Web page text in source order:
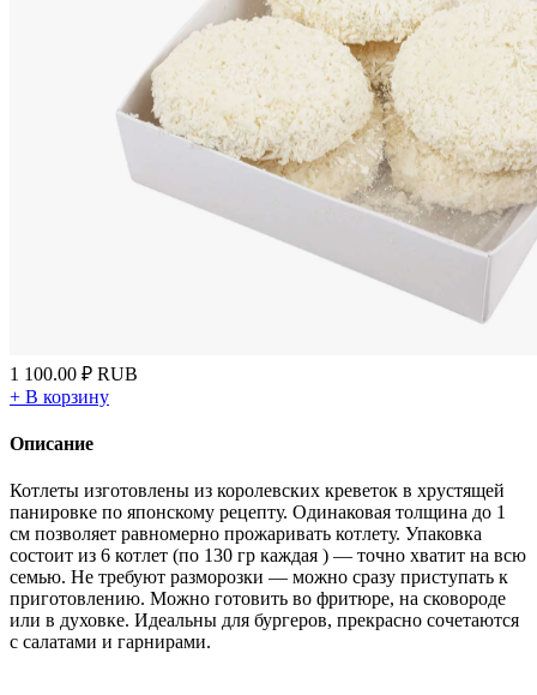
1 100.00 ₽ RUB
+ В корзину
Описание
Котлеты изготовлены из королевских креветок в хрустящей
панировке по японскому рецепту. Одинаковая толщина до 1
см позволяет равномерно прожаривать котлету. Упаковка
состоит из 6 котлет (по 130 гр каждая ) — точно хватит на всю
семью. Не требуют разморозки — можно сразу приступать к
приготовлению. Можно готовить во фритюре, на сковороде
или в духовке. Идеальны для бургеров, прекрасно сочетаются
с салатами и гарнирами.